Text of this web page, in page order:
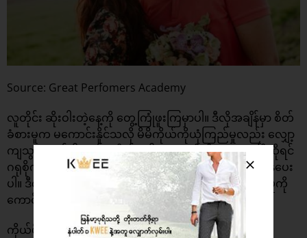
Source: Great Perfomers Academy
လူတိုင်း ဆိုးဝါးတဲ့နေ့ကို တွေ့ကြုံဖူးကြမှာပါ။ ဒီလိုအချိန်မှာ စိတ်
ခံစားမူက မကောင်းနိူင်သလို မိမိကိုယ်ကိုယုံကြည်မှုလည်း လျှော့
ကျသွားတတ်ပါတယ်။ ကိုယ့်ရဲ့ပါတနာက ဒီလိုခံစားနေရပြီဆိုရင်
ဂရုစိုက်ပေးပါ။ လိုအပ်တာကို ကူညီပေးပါ။ သူ့အနားမှာရှိနေပေး
ပါ။ ဒီလိုလုပ်ပေးချင်းအားဖြင့် ကိုယ့်ရဲ့ပါတနာရဲ့ စိတ်ခံစားမှုကို
ကောင်းမွန်လာအောင် လုပ်ပေးနိုင်ပါတယ်။
ကိုယ်ပိုင်အချိန်လေးတွေ ပေးပါ